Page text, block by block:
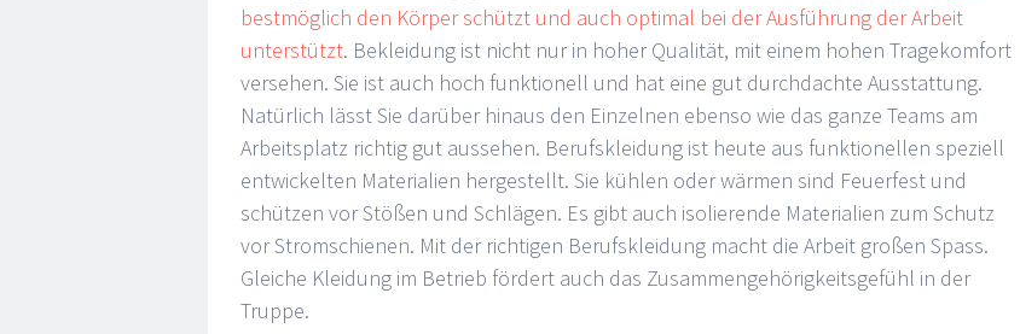
bestmöglich den Körper schützt und auch optimal bei der Ausführung der Arbeit
unterstützt. Bekleidung ist nicht nur in hoher Qualität, mit einem hohen Tragekomfort
versehen. Sie ist auch hoch funktionell und hat eine gut durchdachte Ausstattung.
Natürlich lässt Sie darüber hinaus den Einzelnen ebenso wie das ganze Teams am
Arbeitsplatz richtig gut aussehen. Berufskleidung ist heute aus funktionellen speziell
entwickelten Materialien hergestellt. Sie kühlen oder wärmen sind Feuerfest und
schützen vor Stößen und Schlägen. Es gibt auch isolierende Materialien zum Schutz
vor Stromschienen. Mit der richtigen Berufskleidung macht die Arbeit großen Spass.
Gleiche Kleidung im Betrieb fördert auch das Zusammengehörigkeitsgefühl in der
Truppe.